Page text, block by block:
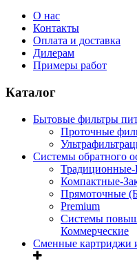
О нас
Контакты
Оплата и доставка
Дилерам
Примеры работ
Каталог
Бытовые фильтры
Проточные
Системы обратного
Традиционные-
Компактные-
Прямоточные
Premium
Системы
Коммерческие
Сменные картриджи